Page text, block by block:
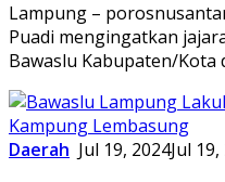
Lampung –
Puadi mengingatkan
Bawaslu Kabupaten/Kota
Daerah Jul 19, 2024Jul